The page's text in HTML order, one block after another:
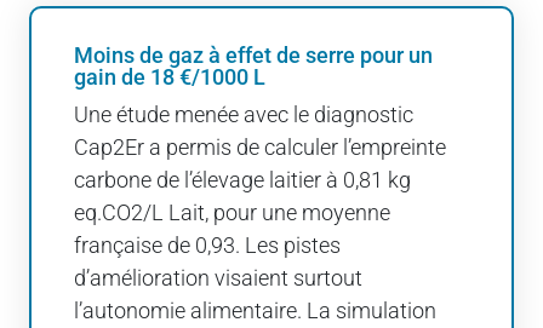
Moins de gaz à effet de serre pour un
gain de 18 €/1000 L
Une étude menée avec le diagnostic
Cap2Er a permis de calculer l’empreinte
carbone de l’élevage laitier à 0,81 kg
eq.CO2/L Lait, pour une moyenne
française de 0,93. Les pistes
d’amélioration visaient surtout
l’autonomie alimentaire. La simulation